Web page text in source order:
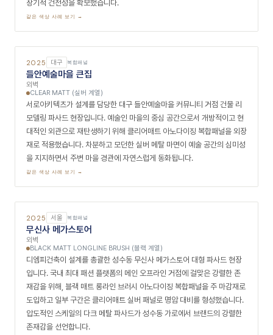
오픈조인트 방식으로 정밀 시공했습니다. 관리가 용이하고 내구성 높은 메
탈 마감이 공공 공간의 장기적인 심미성을 안정적으로 유지합니다.
2025 서울 복합패널
다이나핏 명동
외벽
명동 중심 상권에 위치한 아웃도어·스포츠 브랜드 다이나핏(Dynafit) 매장
파사드 현장입니다. 하이퍼포먼스 아웃도어 브랜드의 역동적이고 기술적인
이미지를 외관에 투영하기 위해 클리어매트 아노다이징 복합패널을 파사드
스킨에 채택했습니다. 반사가 절제된 모던한 메탈 마면이 명동 복잡한 상업
가로에서 브랜드의 기술적이고 세련된 정체성을 명쾌하게 드러냅니다.